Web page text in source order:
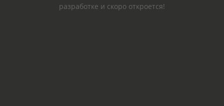
разработке и скоро откроется!